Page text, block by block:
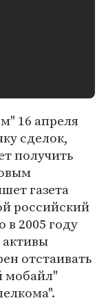
16 апреля
сделок,
получить
газета
российский
в 2005 году
отстаивать
мобайл"